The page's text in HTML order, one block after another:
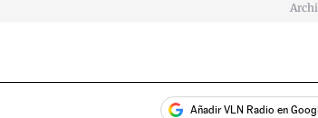
Añadir VLN Radio en